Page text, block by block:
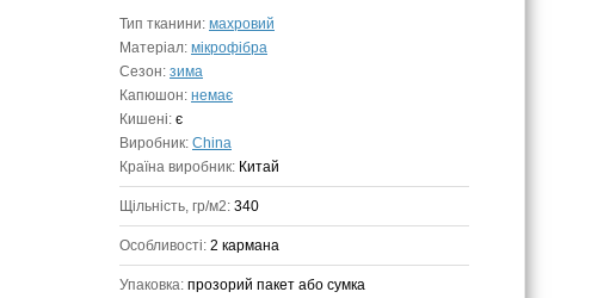
Тип тканини: махровий
Матеріал: мікрофібра
Сезон: зима
Капюшон: немає
Кишені: є
Виробник: China
Країна виробник: Китай
Щільність, гр/м2: 340
Особливості: 2 кармана
Упаковка: прозорий пакет або сумка